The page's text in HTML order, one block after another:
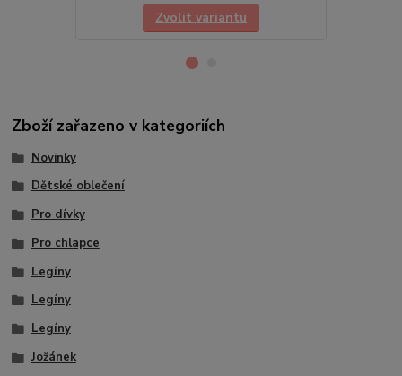
Zvolit variantu
Zboží zařazeno v kategoriích
Novinky
Dětské oblečení
Pro dívky
Pro chlapce
Legíny
Legíny
Legíny
Jožánek